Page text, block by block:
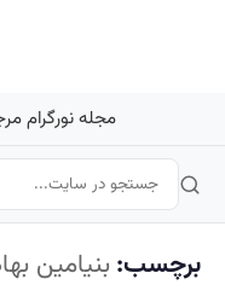
مجله نورگرام
برچسب: بنیامین